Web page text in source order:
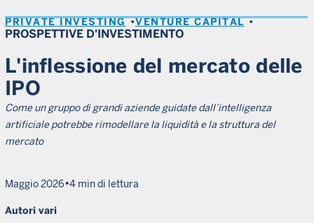
PRIVATE INVESTING VENTURE CAPITAL
PROSPETTIVE D'INVESTIMENTO
L'inflessione del mercato delle
IPO
Come un gruppo di grandi aziende guidate dall’intelligenza
artificiale potrebbe rimodellare la liquidità e la struttura del
mercato
Maggio 2026•4 min di lettura
Autori vari